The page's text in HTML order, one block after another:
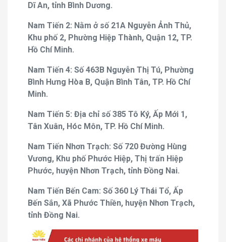
Dĩ An, tỉnh Bình Dương.
Nam Tiến 2: Nằm ở số 21A Nguyễn Ảnh Thủ,
Khu phố 2, Phường Hiệp Thành, Quận 12, TP.
Hồ Chí Minh.
Nam Tiến 4: Số 463B Nguyễn Thị Tú, Phường
Bình Hưng Hòa B, Quận Bình Tân, TP. Hồ Chí
Minh.
Nam Tiến 5: Địa chỉ số 385 Tô Ký, Ấp Mới 1,
Tân Xuân, Hóc Môn, TP. Hồ Chí Minh.
Nam Tiến Nhơn Trạch: Số 720 Đường Hùng
Vương, Khu phố Phước Hiệp, Thị trấn Hiệp
Phước, huyện Nhơn Trạch, tỉnh Đồng Nai.
Nam Tiến Bến Cam: Số 360 Lý Thái Tổ, Ấp
Bến Sắn, Xã Phước Thiền, huyện Nhơn Trạch,
tỉnh Đồng Nai.